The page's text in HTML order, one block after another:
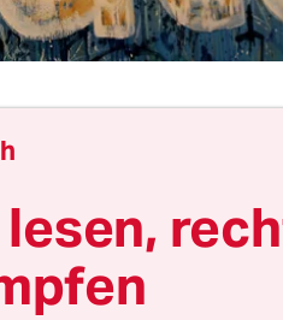
an deutsches
Das präsentierten
Facebook und
gegen